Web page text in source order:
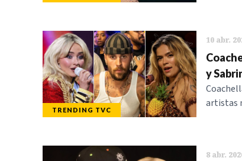
TRENDING TVC
10 abr.
y
artistas
8 abr.